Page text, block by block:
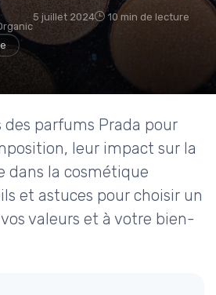
5 juillet 2024 10 min de lecture
des parfums Prada pour
leur impact sur la
dans la cosmétique
et astuces pour choisir un
valeurs et à votre bien-